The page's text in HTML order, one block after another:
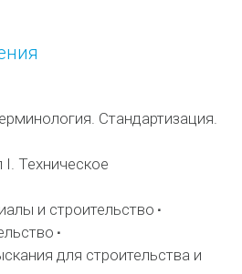
Стандартизация.
Техническое
и строительство
для строительства и